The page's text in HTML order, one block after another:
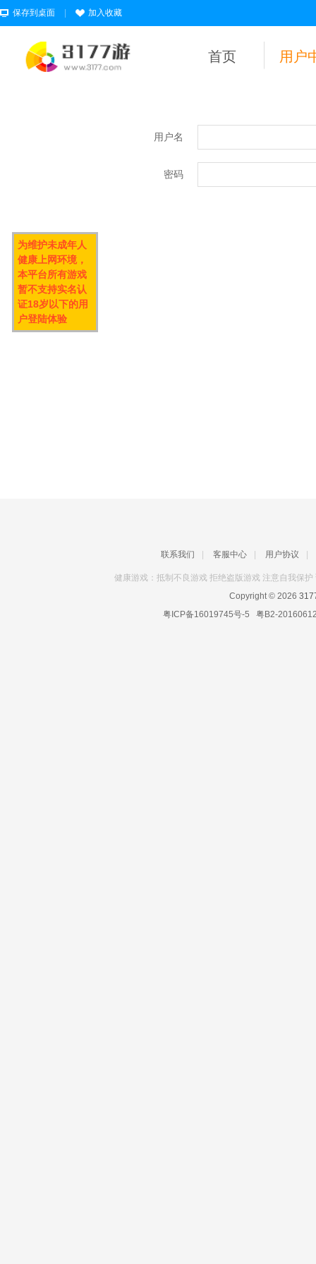
保存到桌面 加入收藏
首页 用户
用户名
密码
联系我们 客服中心 用户协议
健康游戏：抵制不良游戏 拒绝盗版游戏 注意自我保
Copyright © 2026
粤ICP备16019745号-5 粤B2-
为维护未成年人
健康上网环境，
本平台所有游戏
暂不支持实名认
证18岁以下的用
户登陆体验